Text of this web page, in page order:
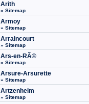
Arith
» Sitemap
Armoy
» Sitemap
Arraincourt
» Sitemap
Ars-en-RÃ©
» Sitemap
Arsure-Arsurette
» Sitemap
Artzenheim
» Sitemap